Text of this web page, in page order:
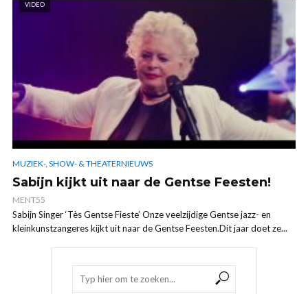
VIDEO
MUZIEK-, SHOW- & THEATERNIEUWS
Sabijn kijkt uit naar de Gentse Feesten!
MENT55
Sabijn Singer ‘Tès Gentse Fieste’ Onze veelzijdige Gentse jazz- en
kleinkunstzangeres kijkt uit naar de Gentse Feesten.Dit jaar doet ze...